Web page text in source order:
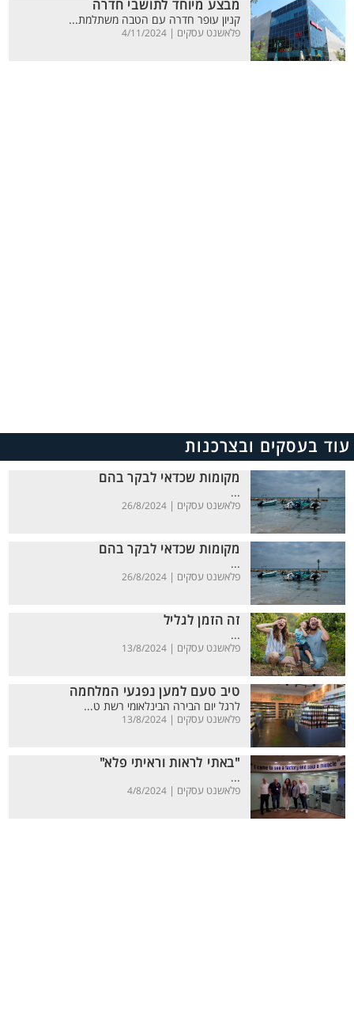
מבצע מיוחד לתושבי חדרה
קניון עופר חדרה עם הטבה משתלמת...
פלאשנט עסקים | 4/11/2024
עוד בעסקים ובצרכנות
מקומות שכדאי לבקר בהם
...
פלאשנט עסקים | 26/8/2024
מקומות שכדאי לבקר בהם
...
פלאשנט עסקים | 26/8/2024
זה הזמן לגליל
...
פלאשנט עסקים | 13/8/2024
טיב טעם למען נפגעי המלחמה
לרגל יום הבירה הבינלאומי רשת ט...
פלאשנט עסקים | 13/8/2024
"באתי לראות וראיתי פלא"
...
פלאשנט עסקים | 4/8/2024